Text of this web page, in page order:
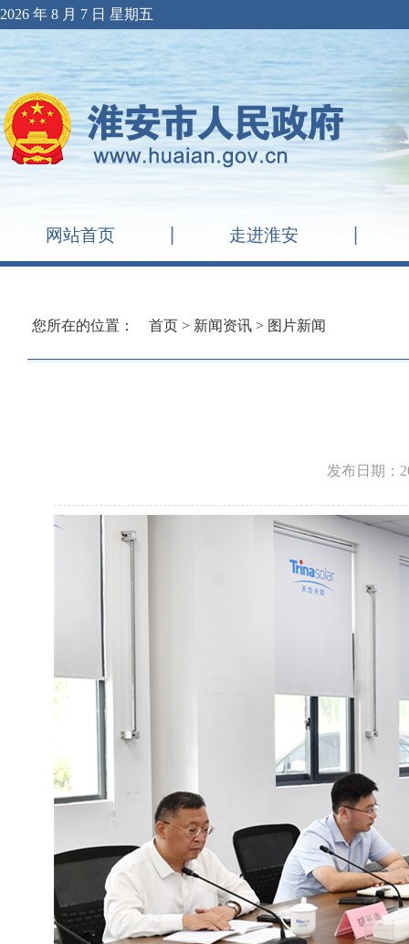
2026 年 8 月 7 日 星期五
网站首页 走进淮安
您所在的位置： 首页 > 新闻资讯 > 图片新闻
发布日期：